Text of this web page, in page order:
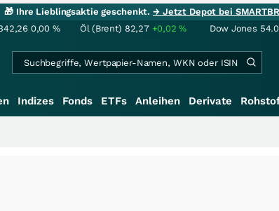
🎁 Ihre Lieblingsaktie geschenkt.→ Jetzt Depot bei
0,00 % Öl (Brent) 82,27 +0,02% Dow Jones
Indizes Fonds ETFs Anleihen Derivate